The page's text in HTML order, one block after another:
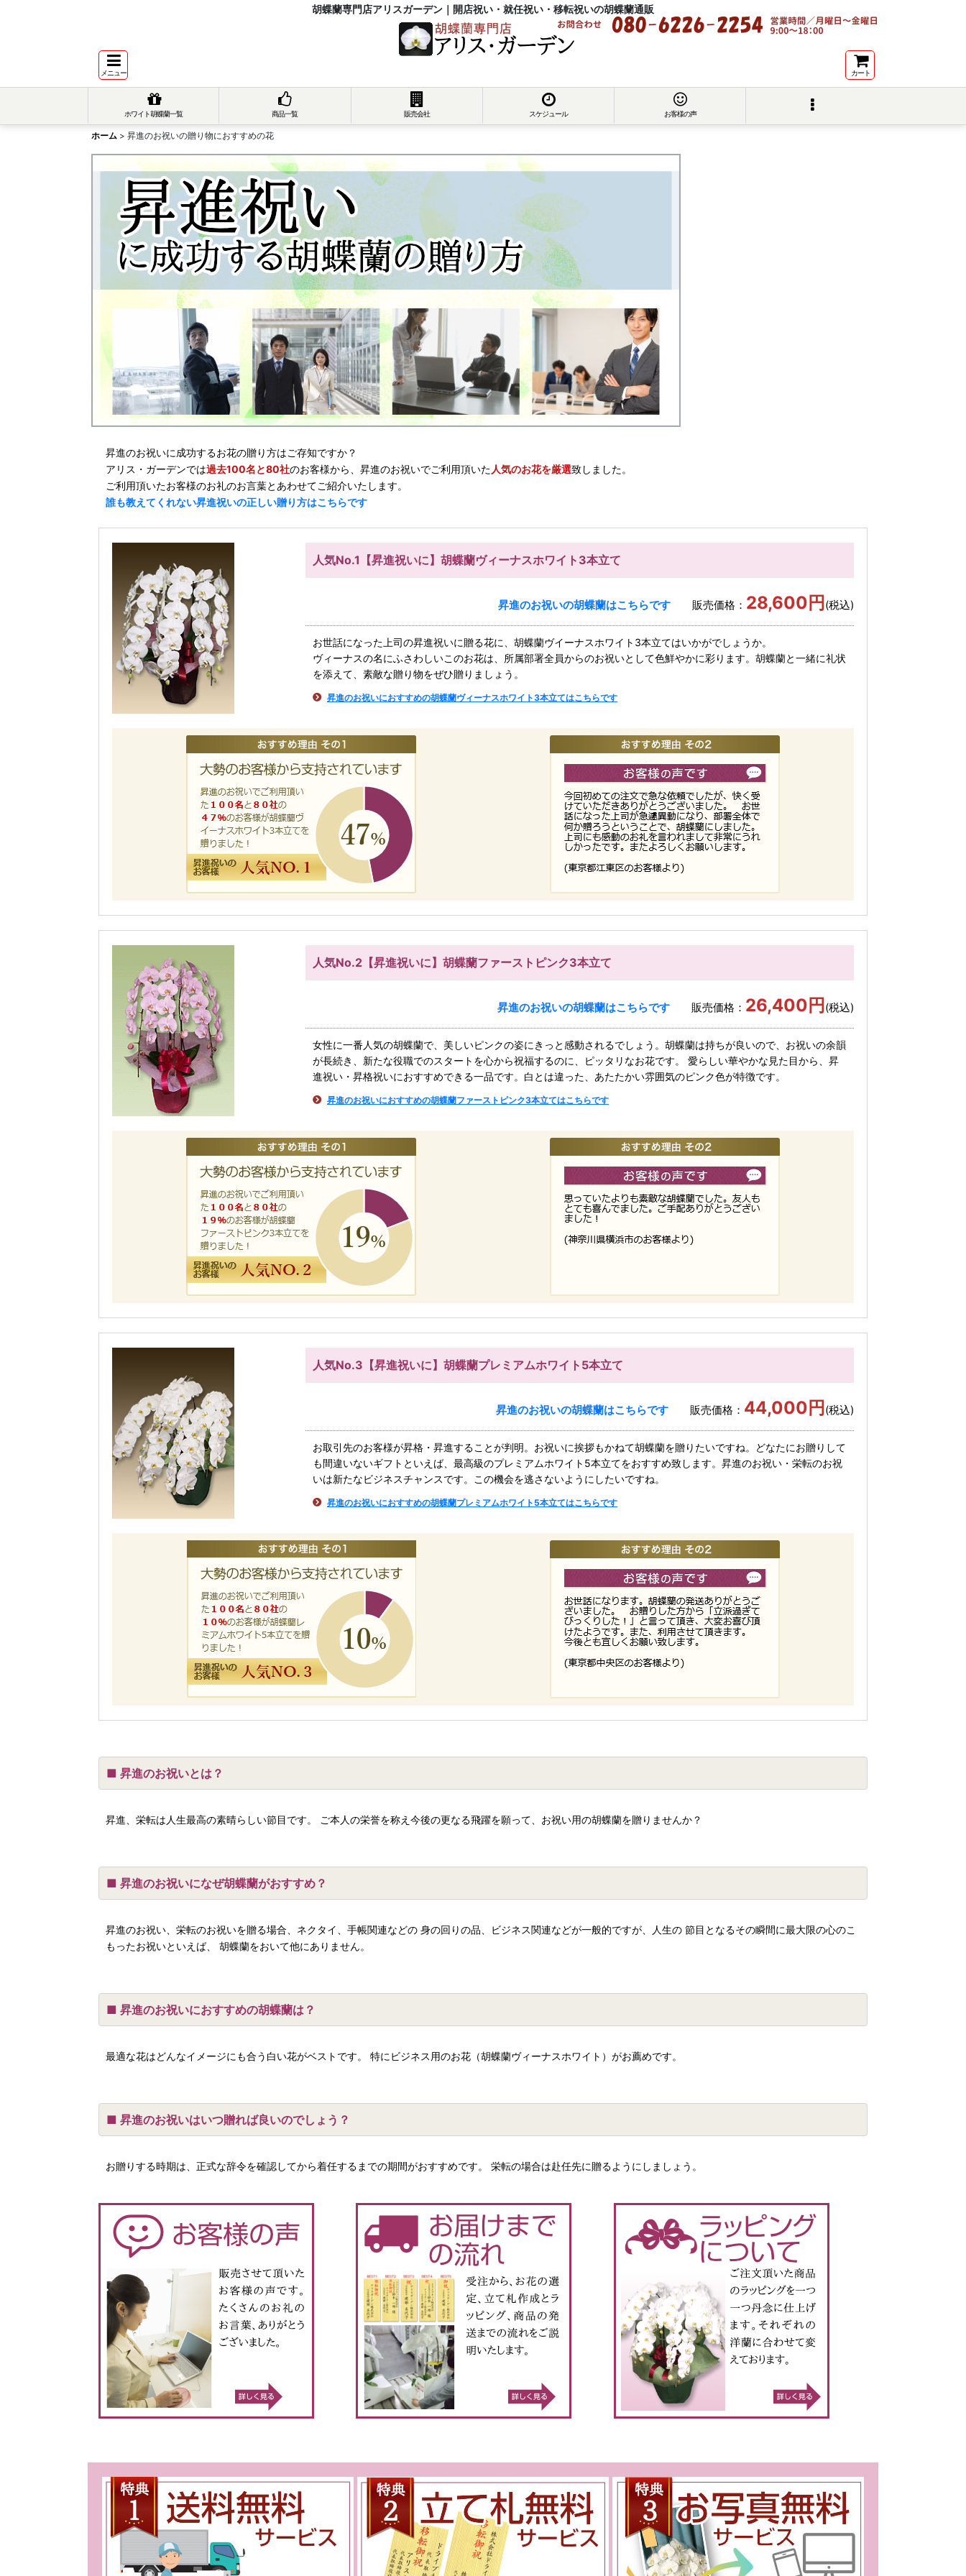
胡蝶蘭専門店アリスガーデン｜開店祝い・就任祝い・移転祝いの胡蝶蘭通販
メニュー カート
ホワイト胡蝶蘭一覧 商品一覧 販売会社 スケジュール お客様の声
ホーム > 昇進のお祝いの贈り物におすすめの花
昇進のお祝いに成功するお花の贈り方はご存知ですか？
アリス・ガーデンでは過去100名と80社のお客様から、昇進のお祝いでご利用頂いた 人気のお花を厳選致しました。
ご利用頂いたお客様のお礼のお言葉とあわせてご紹介いたします。
誰も教えてくれない昇進祝いの正しい贈り方はこちらです
人気No.1【昇進祝いに】胡蝶蘭ヴィーナスホワイト3本立て
昇進のお祝いの胡蝶蘭はこちらです 販売価格： 28,600円 (税込)
お世話になった上司の昇進祝いに贈る花に、胡蝶蘭ヴイーナスホワイト3本立てはいかがでしょうか。
ヴィーナスの名にふさわしいこのお花は、所属部署全員からのお祝いとして色鮮やかに彩ります。胡蝶蘭と一緒に礼状
を添えて、素敵な贈り物をぜひ贈りましょう。
昇進のお祝いにおすすめの胡蝶蘭ヴィーナスホワイト3本立てはこちらです
人気No.2【昇進祝いに】胡蝶蘭ファーストピンク3本立て
昇進のお祝いの胡蝶蘭はこちらです 販売価格： 26,400円 (税込)
女性に一番人気の胡蝶蘭で、美しいピンクの姿にきっと感動されるでしょう。胡蝶蘭は持ちが良いので、お祝いの余韻
が長続き、新たな役職でのスタートを心から祝福するのに、ピッタリなお花です。 愛らしい華やかな見た目から、昇
進祝い・昇格祝いにおすすめできる一品です。白とは違った、あたたかい雰囲気のピンク色が特徴です。
昇進のお祝いにおすすめの胡蝶蘭ファーストピンク3本立てはこちらです
人気No.3【昇進祝いに】胡蝶蘭プレミアムホワイト5本立て
昇進のお祝いの胡蝶蘭はこちらです 販売価格： 44,000円 (税込)
お取引先のお客様が昇格・昇進することが判明。お祝いに挨拶もかねて胡蝶蘭を贈りたいですね。どなたにお贈りして
も間違いないギフトといえば、最高級のプレミアムホワイト5本立てをおすすめ致します。昇進のお祝い・栄転のお祝
いは新たなビジネスチャンスです。この機会を逃さないようにしたいですね。
昇進のお祝いにおすすめの胡蝶蘭プレミアムホワイト5本立てはこちらです
昇進のお祝いとは？
昇進、栄転は人生最高の素晴らしい節目です。 ご本人の栄誉を称え今後の更なる飛躍を願って、お祝い用の胡蝶蘭を贈りませんか？
昇進のお祝いになぜ胡蝶蘭がおすすめ？
昇進のお祝い、栄転のお祝いを贈る場合、ネクタイ、手帳関連などの 身の回りの品、ビジネス関連などが一般的ですが、人生の 節目となるその瞬間に最大限の心のこ
もったお祝いといえば、 胡蝶蘭をおいて他にありません。
昇進のお祝いにおすすめの胡蝶蘭は？
最適な花はどんなイメージにも合う白い花がベストです。 特にビジネス用のお花（胡蝶蘭ヴィーナスホワイト）がお薦めです。
昇進のお祝いはいつ贈れば良いのでしょう？
お贈りする時期は、正式な辞令を確認してから着任するまでの期間がおすすめです。 栄転の場合は赴任先に贈るようにしましょう。